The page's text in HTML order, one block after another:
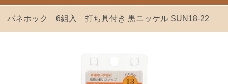
バネホック 6組入 打ち具付き 黒ニッケル SUN18-22